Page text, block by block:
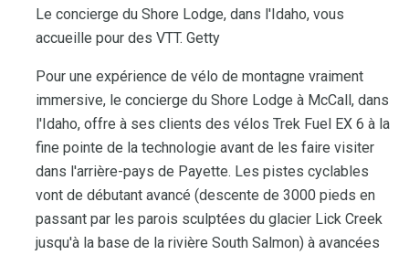
Le concierge du Shore Lodge, dans l'Idaho, vous
accueille pour des VTT. Getty
Pour une expérience de vélo de montagne vraiment
immersive, le concierge du Shore Lodge à McCall, dans
l'Idaho, offre à ses clients des vélos Trek Fuel EX 6 à la
fine pointe de la technologie avant de les faire visiter
dans l'arrière-pays de Payette. Les pistes cyclables
vont de débutant avancé (descente de 3000 pieds en
passant par les parois sculptées du glacier Lick Creek
jusqu'à la base de la rivière South Salmon) à avancées